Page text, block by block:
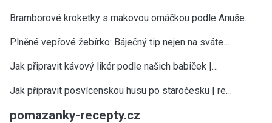
Bramborové kroketky s makovou omáčkou podle Anuše…
Plněné vepřové žebírko: Báječný tip nejen na sváte…
Jak připravit kávový likér podle našich babiček |…
Jak připravit posvícenskou husu po staročesku | re…
pomazanky-recepty.cz